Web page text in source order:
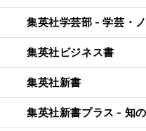
集英社学芸部 - 学芸・
集英社ビジネス書
集英社新書
集英社新書プラス - 知